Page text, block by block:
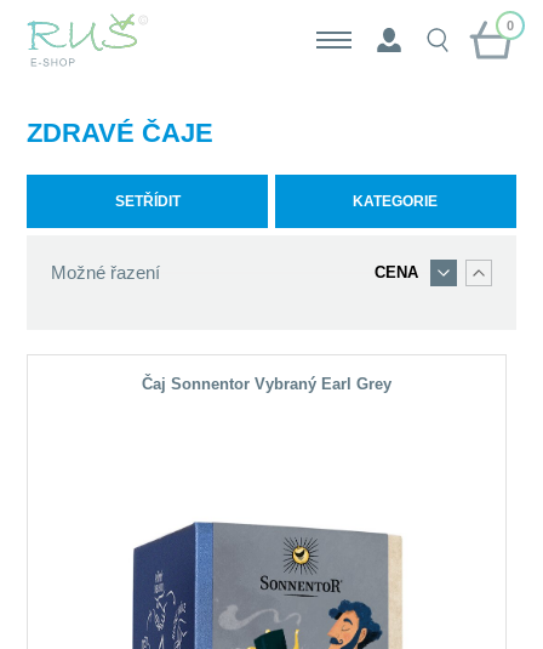
0
ZDRAVÉ ČAJE
SETŘÍDIT KATEGORIE
Možné řazení CENA
Čaj Sonnentor Vybraný Earl Grey